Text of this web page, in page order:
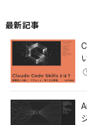
最新記事